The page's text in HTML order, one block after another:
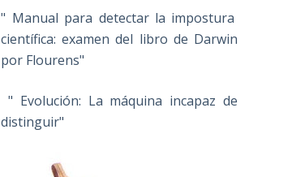
" Manual para detectar la impostura
científica: examen del libro de Darwin
por Flourens"
" Evolución: La máquina incapaz de
distinguir"